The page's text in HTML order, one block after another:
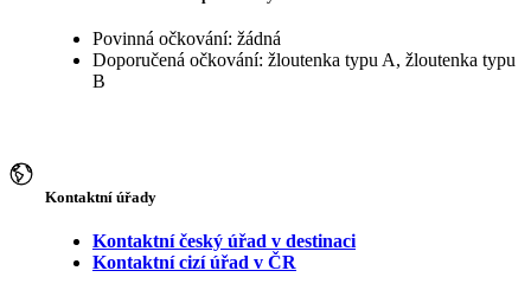
Povinná očkování: žádná
Doporučená očkování: žloutenka typu A, žloutenka typu
B
Kontaktní úřady
Kontaktní český úřad v destinaci
Kontaktní cizí úřad v ČR